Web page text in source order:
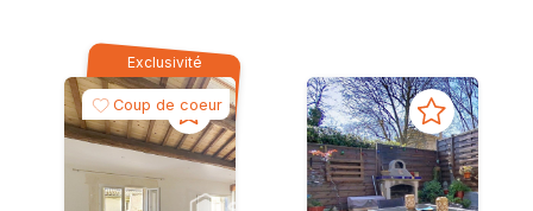
Exclusivité
Coup de coeur